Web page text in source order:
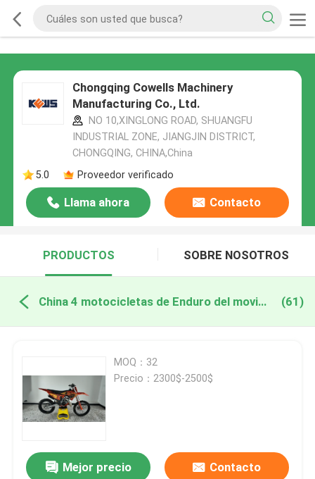
Chongqing Cowells Machinery
Manufacturing Co., Ltd.
NO 10,XINGLONG ROAD, SHUANGFU
INDUSTRIAL ZONE, JIANGJIN DISTRICT,
CHONGQING, CHINA,China
5.0
Proveedor verificado
Llama ahora Contacto
PRODUCTOS SOBRE NOSOTROS
China 4 motocicletas de Enduro del movimiento (61)
MOQ：32
Precio：2300$-2500$
Mejor precio Contacto